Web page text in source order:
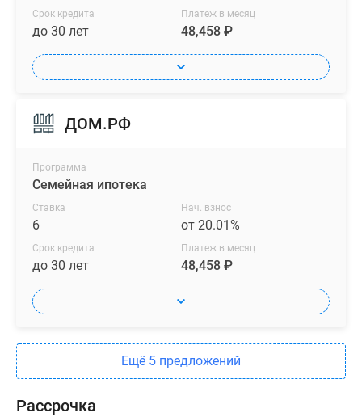
Срок кредита
до 30 лет
Платеж в месяц
48,458 ₽
ДОМ.РФ
Программа
Семейная ипотека
Ставка
6
Нач. взнос
от 20.01%
Срок кредита
до 30 лет
Платеж в месяц
48,458 ₽
Ещё 5 предложений
Рассрочка